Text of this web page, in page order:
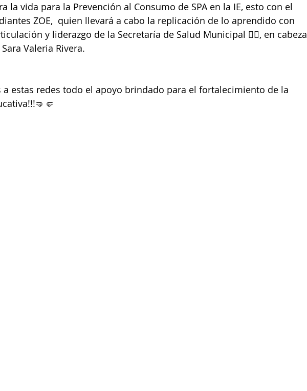
la vida para la Prevención al Consumo de SPA en la IE, esto con el
ZOE,  quien llevará a cabo la replicación de lo aprendido con
y liderazgo de la Secretaría de Salud Municipal 👩‍⚕️, en cabeza
Valeria Rivera.
a estas redes todo el apoyo brindado para el fortalecimiento de la